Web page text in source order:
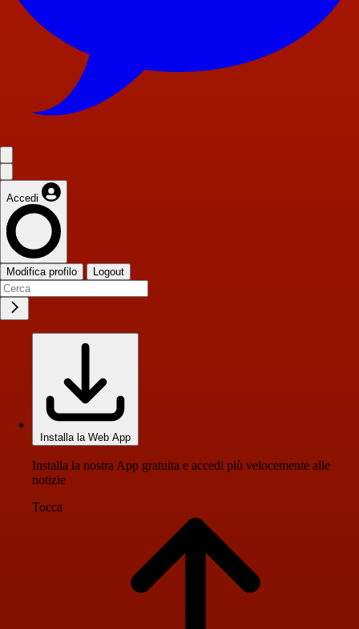
Accedi
Modifica profilo Logout
Installa la Web App
Installa la nostra App gratuita e accedi più velocemente alle
notizie
Tocca